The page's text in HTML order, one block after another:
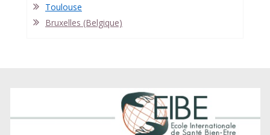
Toulouse
Bruxelles (Belgique)